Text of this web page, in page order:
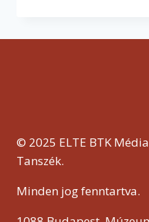
© 2025 ELTE BTK
Tanszék.
Minden jog fenntartva.